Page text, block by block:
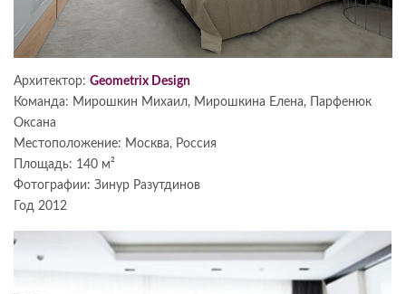
Архитектор: Geometrix Design
Команда: Мирошкин Михаил, Мирошкина Елена, Парфенюк
Оксана
Местоположение: Москва, Россия
Площадь: 140 м²
Фотографии: Зинур Разутдинов
Год 2012